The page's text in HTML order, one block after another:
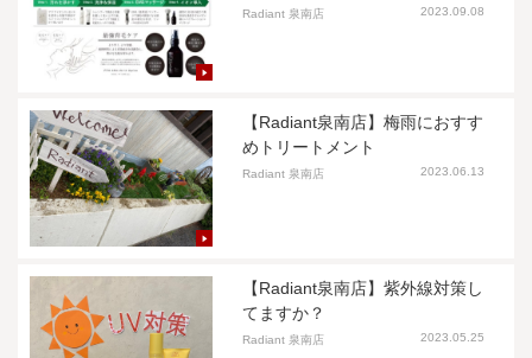
Radiant 泉南店 2023.09.08
【Radiant泉南店】梅雨におすす
めトリートメント
Radiant 泉南店 2023.06.13
【Radiant泉南店】紫外線対策し
てますか？
Radiant 泉南店 2023.05.25